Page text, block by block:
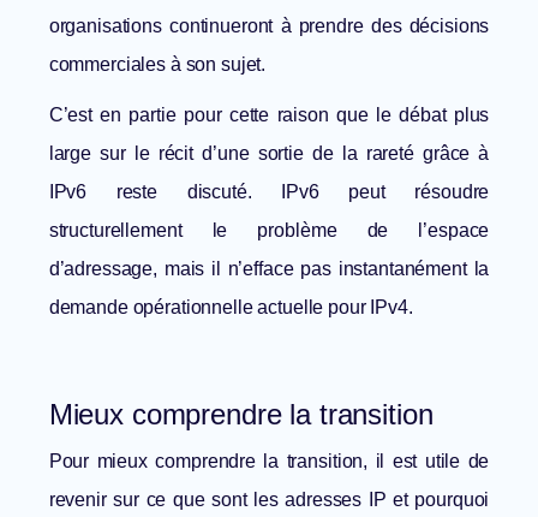
organisations continueront à prendre des décisions
commerciales à son sujet.
C’est en partie pour cette raison que le débat plus
large sur le récit d’une sortie de la rareté grâce à
IPv6 reste discuté. IPv6 peut résoudre
structurellement le problème de l’espace
d’adressage, mais il n’efface pas instantanément la
demande opérationnelle actuelle pour IPv4.
Mieux comprendre la transition
Pour mieux comprendre la transition, il est utile de
revenir sur ce que sont les adresses IP et pourquoi